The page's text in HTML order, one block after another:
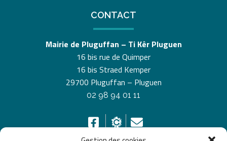
CONTACT
Mairie de Pluguffan – Ti Kêr Pluguen
16 bis rue de Quimper
16 bis Straed Kemper
29700 Pluguffan – Pluguen
02 98 94 01 11